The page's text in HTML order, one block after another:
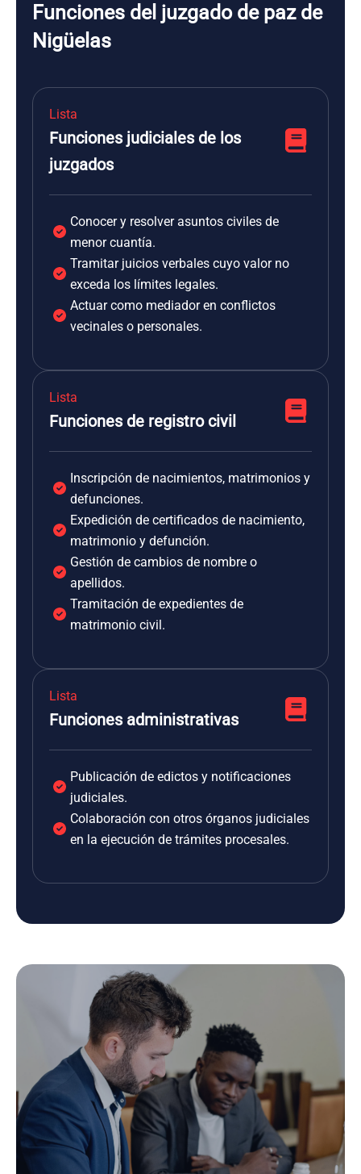
Funciones del juzgado de paz de
Nigüelas
Lista
Funciones judiciales de los
juzgados
Conocer y resolver asuntos civiles de
menor cuantía.
Tramitar juicios verbales cuyo valor no
exceda los límites legales.
Actuar como mediador en conflictos
vecinales o personales.
Lista
Funciones de registro civil
Inscripción de nacimientos, matrimonios y
defunciones.
Expedición de certificados de nacimiento,
matrimonio y defunción.
Gestión de cambios de nombre o
apellidos.
Tramitación de expedientes de
matrimonio civil.
Lista
Funciones administrativas
Publicación de edictos y notificaciones
judiciales.
Colaboración con otros órganos judiciales
en la ejecución de trámites procesales.